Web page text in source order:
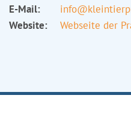
E-Mail:
Website:
Webseite der